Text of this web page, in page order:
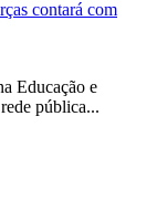
Educação e
pública...